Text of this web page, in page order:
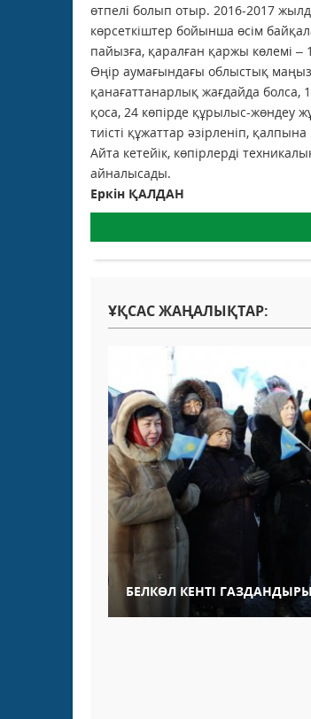
өтпелі болып отыр. 2016-2017
көрсеткіштер бойынша өсім
пайызға, қаралған қаржы көлемі –
Өңір аумағындағы облыстық
қанағаттанарлық жағдайда болса,
қоса, 24 көпірде құрылыс-жөндеу
тиісті құжаттар әзірленіп, қалпына
Айта кетейік, көпірлерді
айналысады.
Еркін ҚАЛДАН
ҰҚСАС ЖАҢАЛЫҚТАР:
БЕЛКӨЛ КЕНТІ